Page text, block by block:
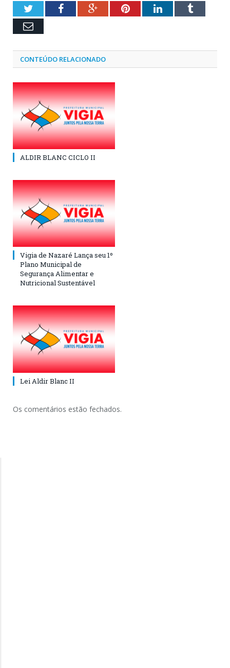
TwitterFacebookGoogle+PinterestLinkedInTumblr
Email
CONTEÚDO RELACIONADO
ALDIR BLANC CICLO II
Vigia de Nazaré Lança seu 1º
Plano Municipal de
Segurança Alimentar e
Nutricional Sustentável
Lei Aldir Blanc II
Os comentários estão fechados.